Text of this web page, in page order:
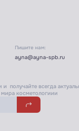
Пишите нам:
ayna@ayna-spb.ru
получайте всегда
косметологиии